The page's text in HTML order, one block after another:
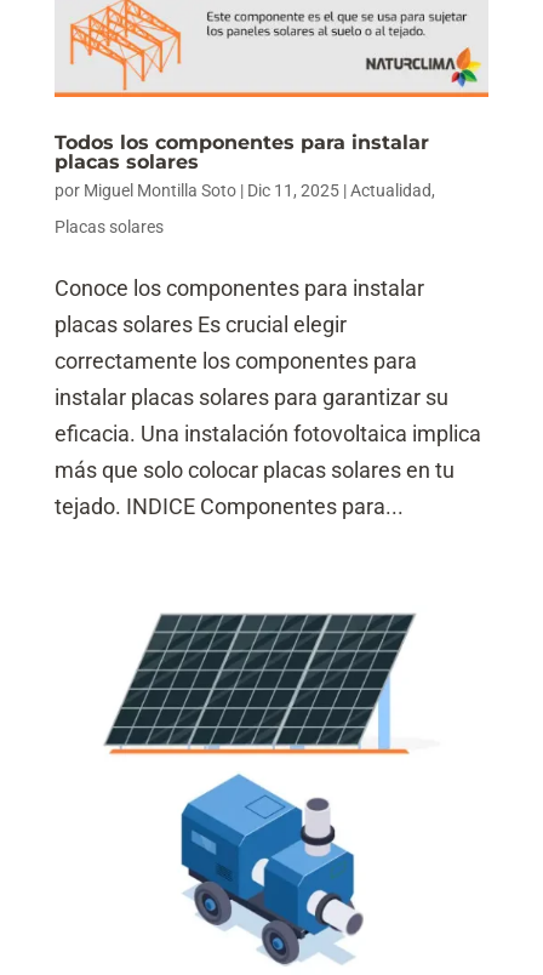
Todos los componentes para instalar
placas solares
por Miguel Montilla Soto| Dic 11, 2025|Actualidad,
Placas solares
Conoce los componentes para instalar
placas solares Es crucial elegir
correctamente los componentes para
instalar placas solares para garantizar su
eficacia. Una instalación fotovoltaica implica
más que solo colocar placas solares en tu
tejado. INDICE Componentes para...